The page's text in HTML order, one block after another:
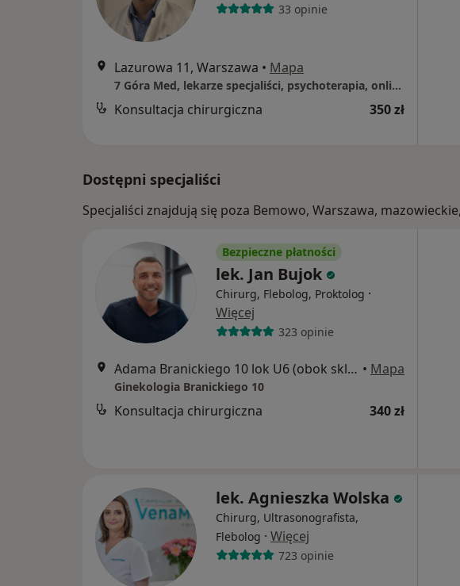
33 opinie
Lazurowa 11, Warszawa • Mapa
7 Góra Med, lekarze specjaliści, psychoterapia, online
Konsultacja chirurgiczna 350 zł
Dostępni specjaliści
Specjaliści znajdują się poza Bemowo, Warszawa,
Bezpieczne płatności
lek. Jan Bujok
Chirurg, Flebolog, Proktolog ·
Więcej
323 opinie
Adama Branickiego 10 lok U6 (obok sklepu rowerowego), Warszawa • Mapa
Ginekologia Branickiego 10
Konsultacja chirurgiczna 340 zł
lek. Agnieszka Wolska
Chirurg, Ultrasonografista,
Flebolog · Więcej
723 opinie